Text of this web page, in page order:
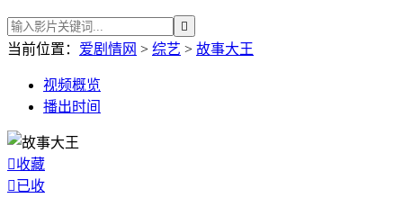

当前位置： 爱剧情网 > 综艺 > 故事大王
视频概览
播出时间
收藏
已收